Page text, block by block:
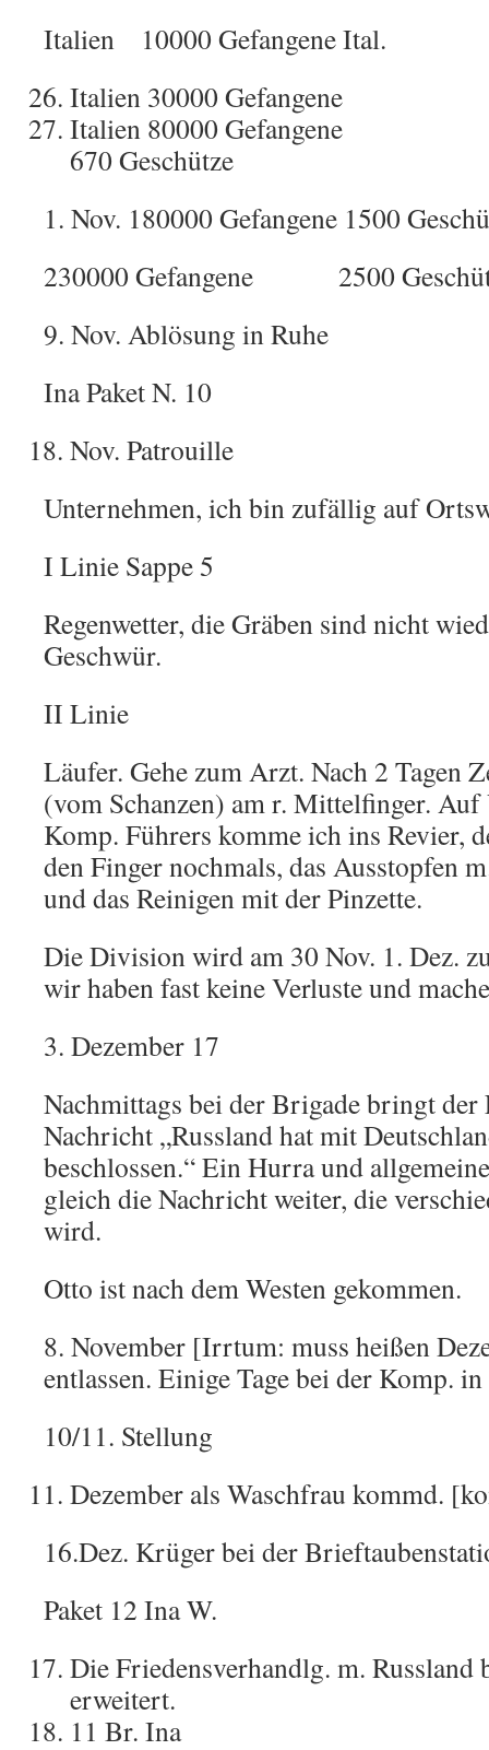
Italien 10000 Gefangene Ital.
Italien 30000 Gefangene
Italien 80000 Gefangene
670 Geschütze
1. Nov. 180000 Gefangene 1500
230000 Gefangene 2500
9. Nov. Ablösung in Ruhe
Ina Paket N. 10
Nov. Patrouille
Unternehmen, ich bin zufällig auf
I Linie Sappe 5
Regenwetter, die Gräben sind nicht
Geschwür.
II Linie
Läufer. Gehe zum Arzt. Nach 2 Tagen
(vom Schanzen) am r. Mittelfinger. Auf
Komp. Führers komme ich ins Revier,
den Finger nochmals, das Ausstopfen
und das Reinigen mit der Pinzette.
Die Division wird am 30 Nov. 1. Dez.
wir haben fast keine Verluste und
3. Dezember 17
Nachmittags bei der Brigade bringt der
Nachricht „Russland hat mit
beschlossen.“ Ein Hurra und
gleich die Nachricht weiter, die
wird.
Otto ist nach dem Westen gekommen.
8. November [Irrtum: muss heißen
entlassen. Einige Tage bei der Komp. in
10/11. Stellung
Dezember als Waschfrau kommd.
16.Dez. Krüger bei der
Paket 12 Ina W.
Die Friedensverhandlg. m. Russland
erweitert.
11 Br. Ina